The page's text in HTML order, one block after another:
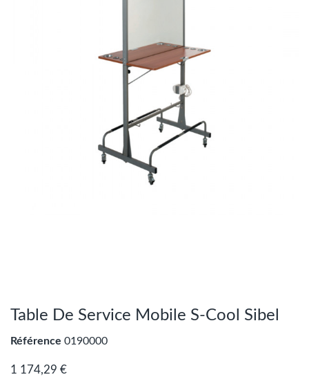
Table De Service Mobile S-Cool Sibel
Référence 0190000
1 174,29 €